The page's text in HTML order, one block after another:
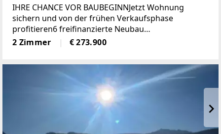
IHRE CHANCE VOR BAUBEGINNJetzt Wohnung
sichern und von der frühen Verkaufsphase
profitieren6 freifinanzierte Neubau
EigentumswohnungenWohnungsgrößen von ca. 50
m² bis 68 m²Alle Wohnungen sind entweder mit
2 Zimmer € 273.900